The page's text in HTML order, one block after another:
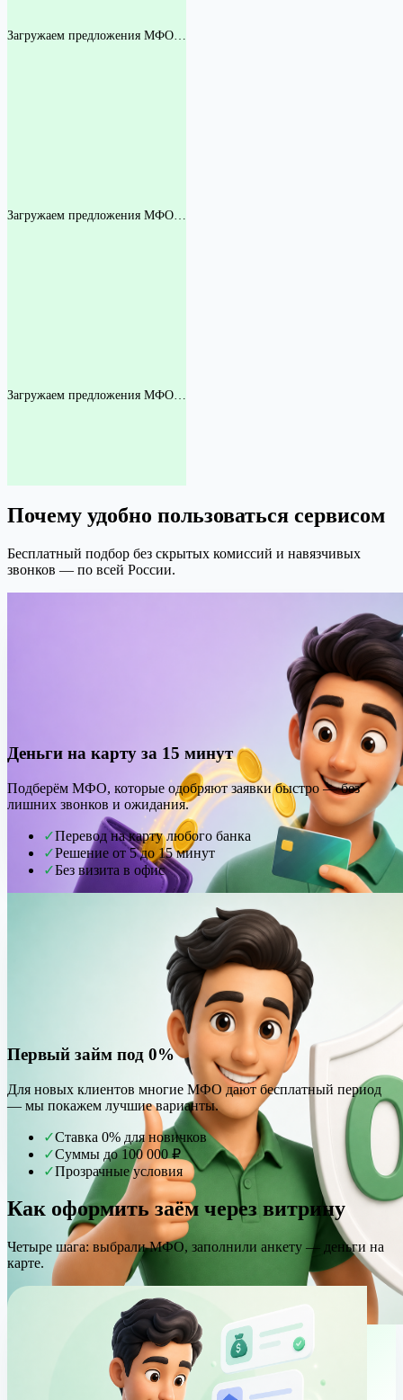
Загружаем предложения МФО…
Загружаем предложения МФО…
Загружаем предложения МФО…
Почему удобно пользоваться сервисом
Бесплатный подбор без скрытых комиссий и навязчивых
звонков — по всей России.
Деньги на карту за 15 минут
Подберём МФО, которые одобряют заявки быстро — без
лишних звонков и ожидания.
✓Перевод на карту любого банка
✓Решение от 5 до 15 минут
✓Без визита в офис
Первый займ под 0%
Для новых клиентов многие МФО дают бесплатный период
— мы покажем лучшие варианты.
✓Ставка 0% для новичков
✓Суммы до 100 000 ₽
✓Прозрачные условия
Как оформить заём через витрину
Четыре шага: выбрали МФО, заполнили анкету — деньги на
карте.